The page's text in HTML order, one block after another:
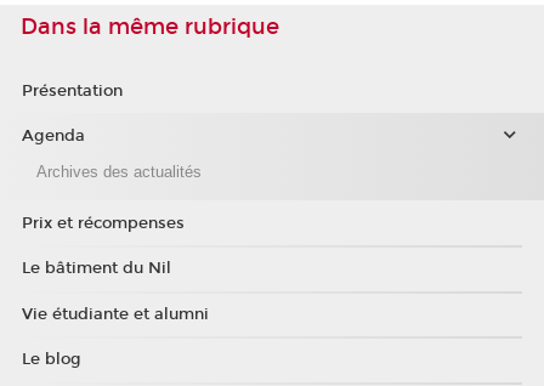
Dans la même rubrique
Présentation
Agenda
Archives des actualités
Prix et récompenses
Le bâtiment du Nil
Vie étudiante et alumni
Le blog